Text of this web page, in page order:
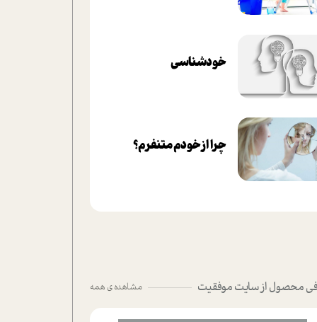
خودشناسی
چرا از خودم متنفرم؟
محصول از سایت موفقیت مشاهده ی همه